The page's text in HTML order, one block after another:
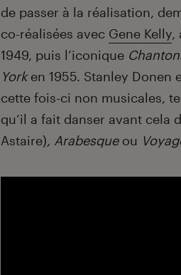
de passer à la réalisation,
co-réalisées avec Gene Kelly,
1949, puis l’iconique
Yorken 1955. Stanley Donen
cette fois-ci non musicales,
qu’il a fait danser avant cela
Astaire), Arabesque ou